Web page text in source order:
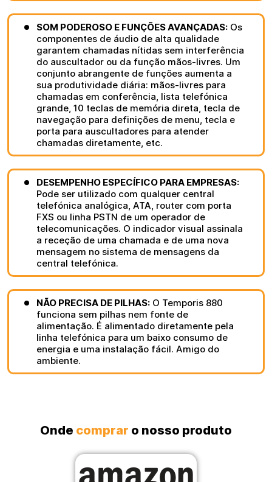
SOM PODEROSO E FUNÇÕES AVANÇADAS: Os
componentes de áudio de alta qualidade
garantem chamadas nítidas sem interferência
do auscultador ou da função mãos-livres. Um
conjunto abrangente de funções aumenta a
sua produtividade diária: mãos-livres para
chamadas em conferência, lista telefónica
grande, 10 teclas de memória direta, tecla de
navegação para definições de menu, tecla e
porta para auscultadores para atender
chamadas diretamente, etc.
DESEMPENHO ESPECÍFICO PARA EMPRESAS:
Pode ser utilizado com qualquer central
telefónica analógica, ATA, router com porta
FXS ou linha PSTN de um operador de
telecomunicações. O indicador visual assinala
a receção de uma chamada e de uma nova
mensagem no sistema de mensagens da
central telefónica.
NÃO PRECISA DE PILHAS: O Temporis 880
funciona sem pilhas nem fonte de
alimentação. É alimentado diretamente pela
linha telefónica para um baixo consumo de
energia e uma instalação fácil. Amigo do
ambiente.
Onde comprar o nosso produto